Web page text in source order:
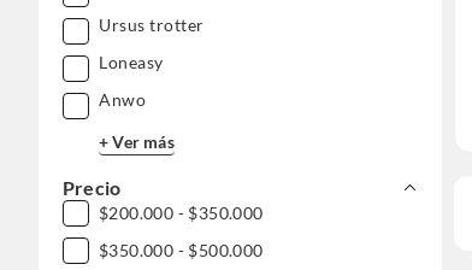
Ursus trotter
Loneasy
Anwo
+ Ver más
Precio
$200.000 - $350.000
$350.000 - $500.000